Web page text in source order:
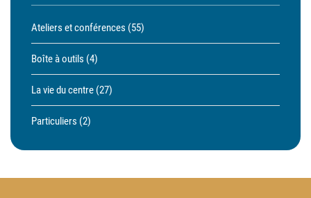
Ateliers et conférences (55)
Boîte à outils (4)
La vie du centre (27)
Particuliers (2)